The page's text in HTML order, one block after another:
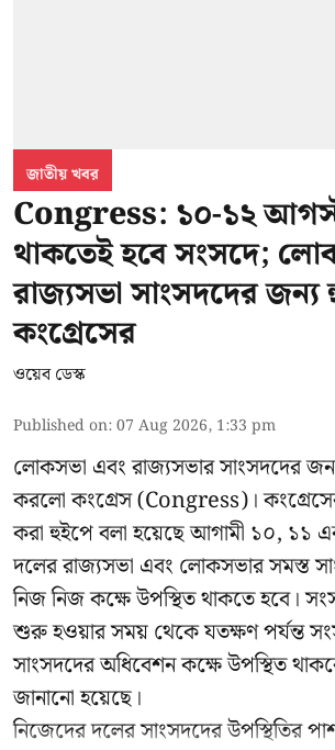
জাতীয় খবর
Congress: ১০-১২
থাকতেই হবে সংসদে;
রাজ্যসভা সাংসদদের জন্য
কংগ্রেসের
ওয়েব ডেস্ক
Published on:07 Aug 2026, 1:33 pm
লোকসভা এবং রাজ্যসভার সাংসদদের
করলো কংগ্রেস (Congress)।
করা হুইপে বলা হয়েছে আগামী ১০, ১১
দলের রাজ্যসভা এবং লোকসভার সমস্ত
নিজ নিজ কক্ষে উপস্থিত থাকতে হবে।
শুরু হওয়ার সময় থেকে যতক্ষণ পর্যন্ত
সাংসদদের অধিবেশন কক্ষে উপস্থিত
জানানো হয়েছে।
নিজেদের দলের সাংসদদের উপস্থিতির